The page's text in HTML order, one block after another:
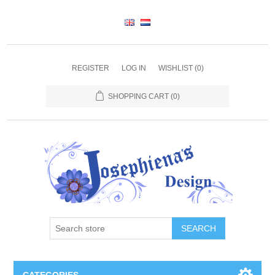
REGISTER LOG IN WISHLIST (0)
SHOPPING CART (0)
SEARCH